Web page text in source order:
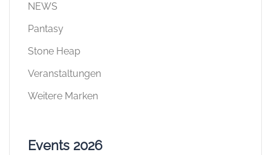
NEWS
Pantasy
Stone Heap
Veranstaltungen
Weitere Marken
Events 2026